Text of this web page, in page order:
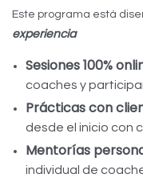
Este programa está
experiencia
Sesiones 100%
coaches y
Prácticas con
desde el inicio con
Mentorías
individual de